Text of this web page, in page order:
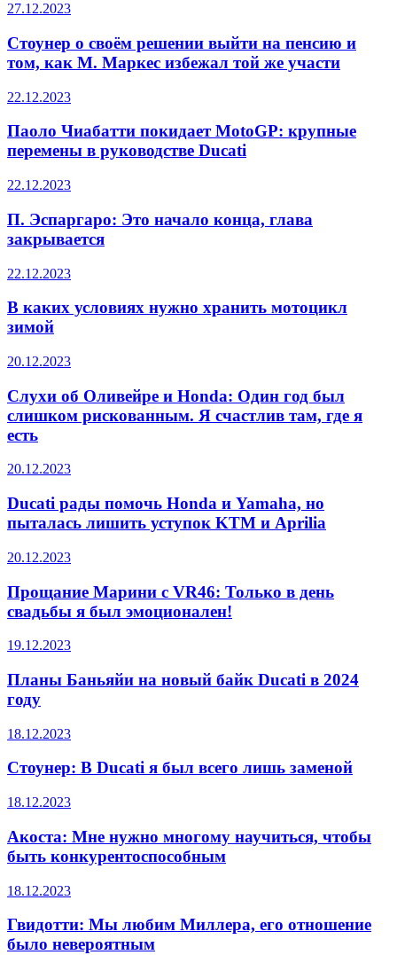
27.12.2023
Стоунер о своём решении выйти на пенсию и
том, как М. Маркес избежал той же участи
22.12.2023
Паоло Чиабатти покидает MotoGP: крупные
перемены в руководстве Ducati
22.12.2023
П. Эспаргаро: Это начало конца, глава
закрывается
22.12.2023
В каких условиях нужно хранить мотоцикл
зимой
20.12.2023
Слухи об Оливейре и Honda: Один год был
слишком рискованным. Я счастлив там, где я
есть
20.12.2023
Ducati рады помочь Honda и Yamaha, но
пыталась лишить уступок KTM и Aprilia
20.12.2023
Прощание Марини с VR46: Только в день
свадьбы я был эмоционален!
19.12.2023
Планы Баньяйи на новый байк Ducati в 2024
году
18.12.2023
Стоунер: В Ducati я был всего лишь заменой
18.12.2023
Акоста: Мне нужно многому научиться, чтобы
быть конкурентоспособным
18.12.2023
Гвидотти: Мы любим Миллера, его отношение
было невероятным